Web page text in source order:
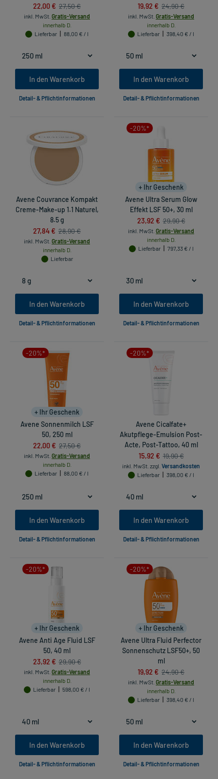
22,00 € 27,50 €
inkl. MwSt. Gratis-Versand
innerhalb D.
Lieferbar
88,00 € / l
In den Warenkorb
Detail- & Pflichtinformationen
19,92 € 24,90 €
inkl. MwSt. Gratis-Versand
innerhalb D.
Lieferbar
398,40 € / l
In den Warenkorb
Detail- & Pflichtinformationen
Avene Couvrance Kompakt
Creme-Make-up 1.1 Naturel,
8.5 g
27,84 € 28,90 €
inkl. MwSt. Gratis-Versand
innerhalb D.
Lieferbar
In den Warenkorb
Detail- & Pflichtinformationen
-20%*
+ Ihr Geschenk
Avene Ultra Serum Glow
Effekt LSF 50+, 30 ml
23,92 € 29,90 €
inkl. MwSt. Gratis-Versand
innerhalb D.
Lieferbar
797,33 € / l
In den Warenkorb
Detail- & Pflichtinformationen
-20%*
+ Ihr Geschenk
Avene Sonnenmilch LSF
50, 250 ml
22,00 € 27,50 €
inkl. MwSt. Gratis-Versand
innerhalb D.
Lieferbar
88,00 € / l
In den Warenkorb
Detail- & Pflichtinformationen
-20%*
Avene Cicalfate+
Akutpflege-Emulsion Post-
Acte, Post-Tattoo, 40 ml
15,92 € 19,90 €
inkl. MwSt. zzgl. Versandkosten
Lieferbar
398,00 € / l
In den Warenkorb
Detail- & Pflichtinformationen
-20%*
+ Ihr Geschenk
Avene Anti Age Fluid LSF
50, 40 ml
23,92 € 29,90 €
inkl. MwSt. Gratis-Versand
innerhalb D.
Lieferbar
598,00 € / l
In den Warenkorb
Detail- & Pflichtinformationen
-20%*
+ Ihr Geschenk
Avene Ultra Fluid Perfector
Sonnenschutz LSF50+, 50
ml
19,92 € 24,90 €
inkl. MwSt. Gratis-Versand
innerhalb D.
Lieferbar
398,40 € / l
In den Warenkorb
Detail- & Pflichtinformationen